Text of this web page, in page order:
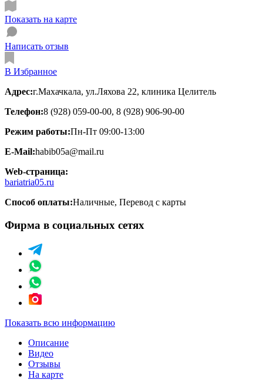
Показать на карте
Написать отзыв
В Избранное
Адрес:г.Махачкала, ул.Ляхова 22, клиника Целитель
Телефон:8 (928) 059-00-00, 8 (928) 906-90-00
Режим работы:Пн-Пт 09:00-13:00
E-Mail:habib05a@mail.ru
Web-страница:
bariatria05.ru
Способ оплаты:Наличные, Перевод с карты
Фирма в социальных сетях
Показать всю информацию
Описание
Видео
Отзывы
На карте